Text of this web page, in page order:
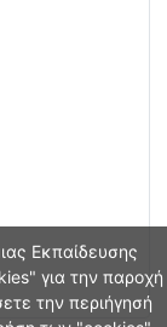
Εκπαίδευσης
για την παροχή
την περιήγησή